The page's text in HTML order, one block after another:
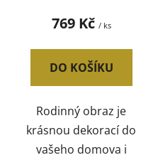
769 Kč / ks
DO KOŠÍKU
Rodinný obraz je
krásnou dekorací do
vašeho domova i